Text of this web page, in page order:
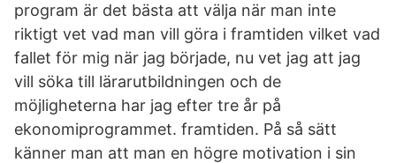
program är det bästa att välja när man inte
riktigt vet vad man vill göra i framtiden vilket vad
fallet för mig när jag började, nu vet jag att jag
vill söka till lärarutbildningen och de
möjligheterna har jag efter tre år på
ekonomiprogrammet. framtiden. På så sätt
känner man att man en högre motivation i sin